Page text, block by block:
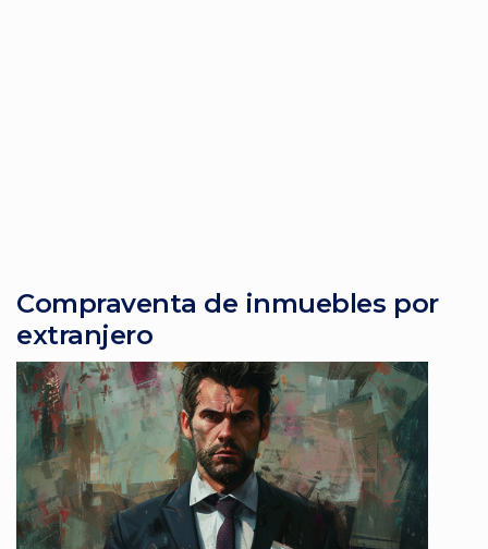
Compraventa de inmuebles por
extranjero